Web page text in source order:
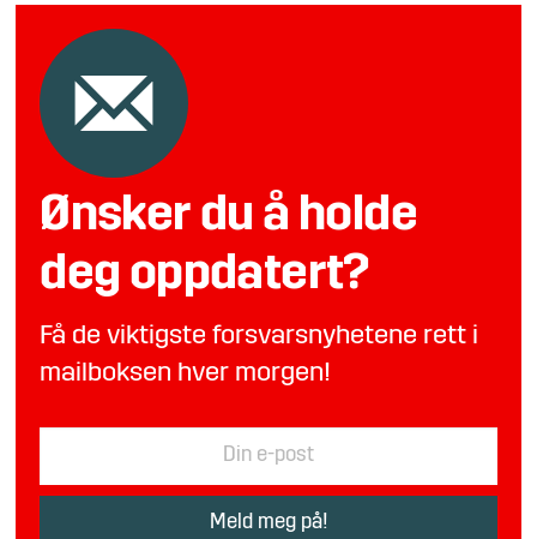
Ønsker du å holde
deg oppdatert?
Få de viktigste forsvarsnyhetene rett i
mailboksen hver morgen!